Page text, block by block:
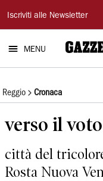
Gazzetta
di
Reggio
Iscriviti alle Newsletter
MENU
Reggio Cronaca
verso il voto
città del
Rosta Nuova